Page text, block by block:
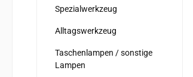
Spezialwerkzeug
Alltagswerkzeug
Taschenlampen / sonstige
Lampen